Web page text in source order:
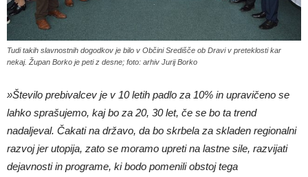
Tudi takih slavnostnih dogodkov je bilo v Občini Središče ob Dravi v preteklosti kar
nekaj. Župan Borko je peti z desne; foto: arhiv Jurij Borko
»Število prebivalcev je v 10 letih padlo za 10% in upravičeno se
lahko sprašujemo, kaj bo za 20, 30 let, če se bo ta trend
nadaljeval. Čakati na državo, da bo skrbela za skladen regionalni
razvoj jer utopija, zato se moramo upreti na lastne sile, razvijati
dejavnosti in programe, ki bodo pomenili obstoj tega